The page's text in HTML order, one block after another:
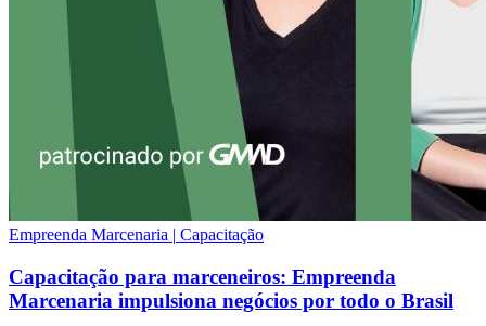
Empreenda Marcenaria | Capacitação
Capacitação para marceneiros: Empreenda
Marcenaria impulsiona negócios por todo o Brasil